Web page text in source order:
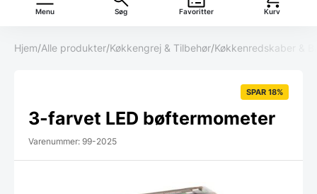
Menu Søg Favoritter Kurv
Hjem/Alle produkter/Køkkengrej & Tilbehør/Køkkenredskaber &
SPAR 18%
3-farvet LED bøftermometer
Varenummer: 99-2025